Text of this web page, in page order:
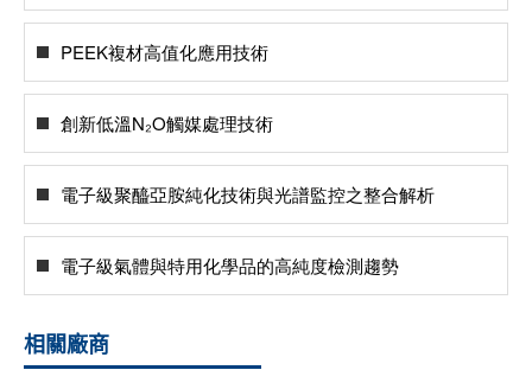
PEEK複材高值化應用技術
創新低溫N₂O觸媒處理技術
電子級聚醯亞胺純化技術與光譜監控之整合解析
電子級氣體與特用化學品的高純度檢測趨勢
相關廠商